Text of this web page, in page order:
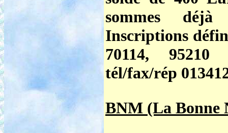
sommes
Inscriptions
70114,
tél/fax/rép
BNM (La Bonne